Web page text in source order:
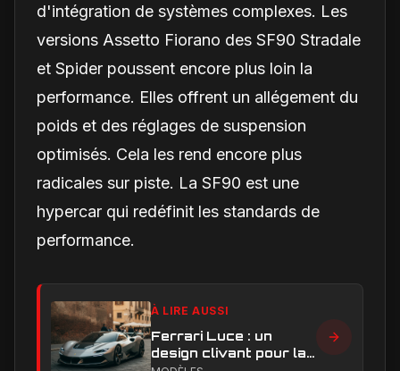
d'intégration de systèmes complexes. Les
versions Assetto Fiorano des SF90 Stradale
et Spider poussent encore plus loin la
performance. Elles offrent un allégement du
poids et des réglages de suspension
optimisés. Cela les rend encore plus
radicales sur piste. La SF90 est une
hypercar qui redéfinit les standards de
performance.
À LIRE AUSSI
Ferrari Luce : un
design clivant pour la